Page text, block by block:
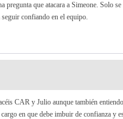
pregunta que atacara a Simeone. Solo
confiando en el equipo.
CAR y Julio aunque también
en que debe imbuir de confianza y